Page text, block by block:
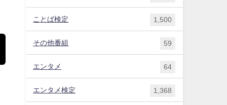
ことば検定 1,500
その他番組 59
エンタメ 64
エンタメ検定 1,368